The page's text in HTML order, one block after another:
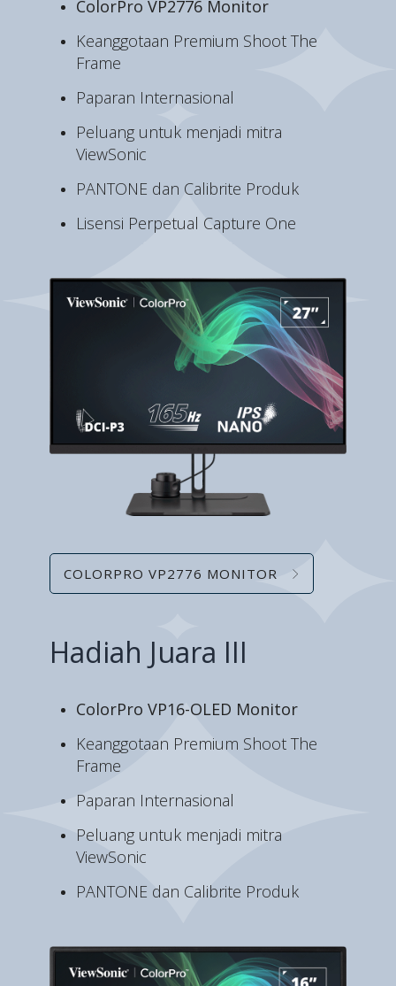
ColorPro VP2776 Monitor
Keanggotaan Premium Shoot The
Frame
Paparan Internasional
Peluang untuk menjadi mitra
ViewSonic
PANTONE dan Calibrite Produk
Lisensi Perpetual Capture One
COLORPRO VP2776 MONITOR
Hadiah Juara III
ColorPro VP16-OLED Monitor
Keanggotaan Premium Shoot The
Frame
Paparan Internasional
Peluang untuk menjadi mitra
ViewSonic
PANTONE dan Calibrite Produk